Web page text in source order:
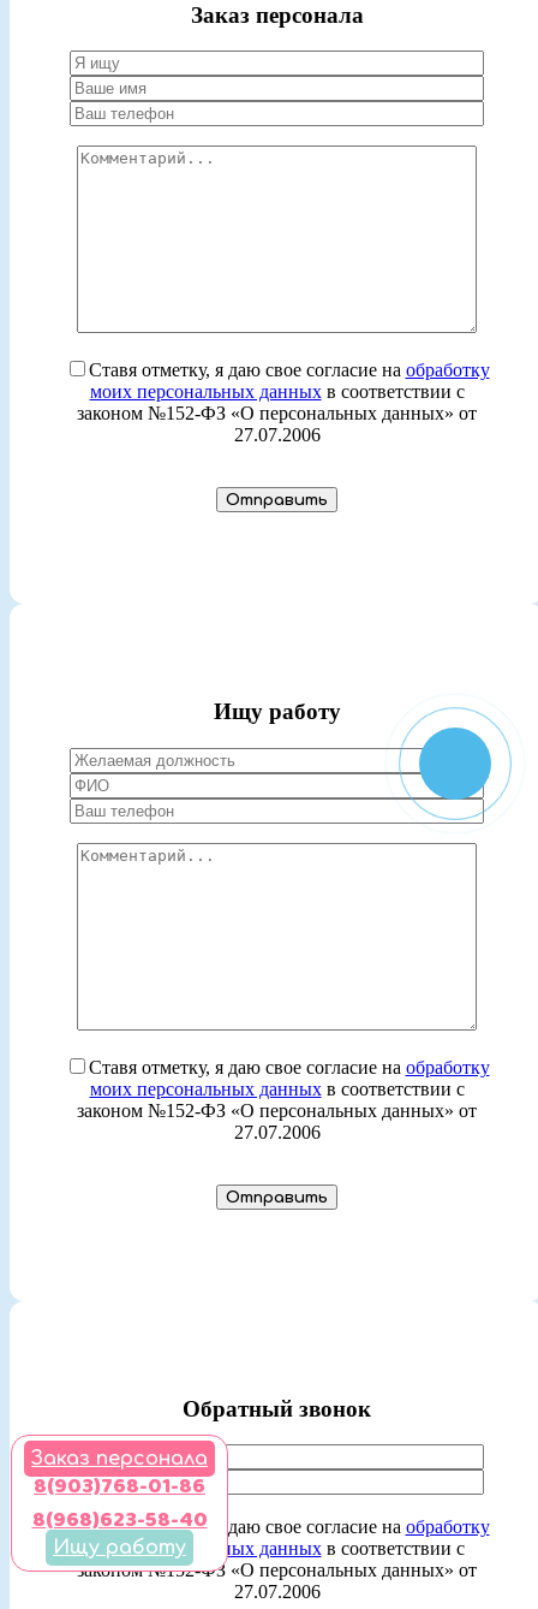
Заказ персонала
Ставя отметку, я даю свое согласие на обработку
моих персональных данныхв соответствии с
законом №152-ФЗ «О персональных данных» от
27.07.2006
Ищу работу
Ставя отметку, я даю свое согласие на обработку
моих персональных данныхв соответствии с
законом №152-ФЗ «О персональных данных» от
27.07.2006
Обратный звонок
Ставя отметку, я даю свое согласие на обработку
моих персональных данныхв соответствии с
законом №152-ФЗ «О персональных данных» от
27.07.2006
Заказ персонала
8(903)768-01-86
8(968)623-58-40
Ищу работу